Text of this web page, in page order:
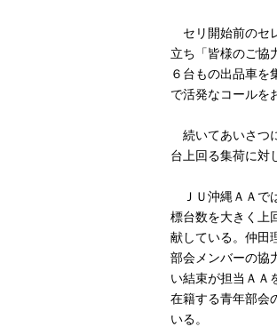
セリ開始前のセ
立ち「皆様のご協
６台もの出品車を
で活発なコールを
続いてあいさつ
台上回る集荷に対
ＪＵ沖縄ＡＡで
標台数を大きく上
献している。仲田
部会メンバーの協
い結束が担当ＡＡ
在籍する青年部会
いる。